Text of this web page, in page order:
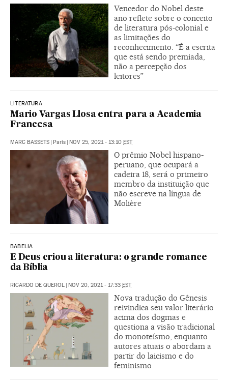
Vencedor do Nobel deste
ano reflete sobre o conceito
de literatura pós-colonial e
as limitações do
reconhecimento. “É a escrita
que está sendo premiada,
não a percepção dos
leitores”
LITERATURA
Mario Vargas Llosa entra para a Academia
Francesa
MARC BASSETS Paris NOV 25, 2021 - 13:10 EST
O prêmio Nobel hispano-
peruano, que ocupará a
cadeira 18, será o primeiro
membro da instituição que
não escreve na língua de
Molière
BABELIA
E Deus criou a literatura: o grande romance
da Bíblia
RICARDO DE QUEROL NOV 20, 2021 - 17:33 EST
Nova tradução do Gênesis
reivindica seu valor literário
acima dos dogmas e
questiona a visão tradicional
do monoteísmo, enquanto
autores atuais o abordam a
partir do laicismo e do
feminismo